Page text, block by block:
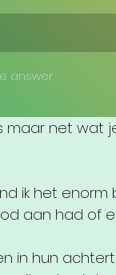
answer.
maar net wat
ik het
aan had of
in hun